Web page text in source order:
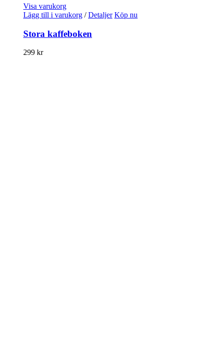
Visa varukorg
Lägg till i varukorg / Detaljer Köp nu
Stora kaffeboken
299 kr